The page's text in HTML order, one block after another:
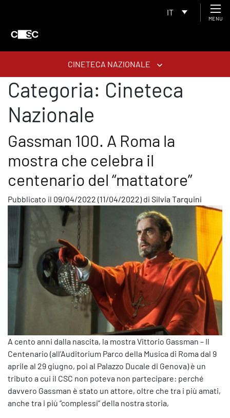
IT
MENU
CINETECA NAZIONALE
Categoria: Cineteca
Nazionale
Gassman 100. A Roma la
mostra che celebra il
centenario del “mattatore”
Pubblicato il 09/04/2022 (11/04/2022)di Silvia Tarquini
A cento anni dalla nascita, la mostra Vittorio Gassman – Il
Centenario (all’Auditorium Parco della Musica di Roma dal 9
aprile al 29 giugno, poi al Palazzo Ducale di Genova) è un
tributo a cui il CSC non poteva non partecipare: perché
davvero Gassman è stato un attore, oltre che tra i più amati,
anche tra i più “complessi” della nostra storia,